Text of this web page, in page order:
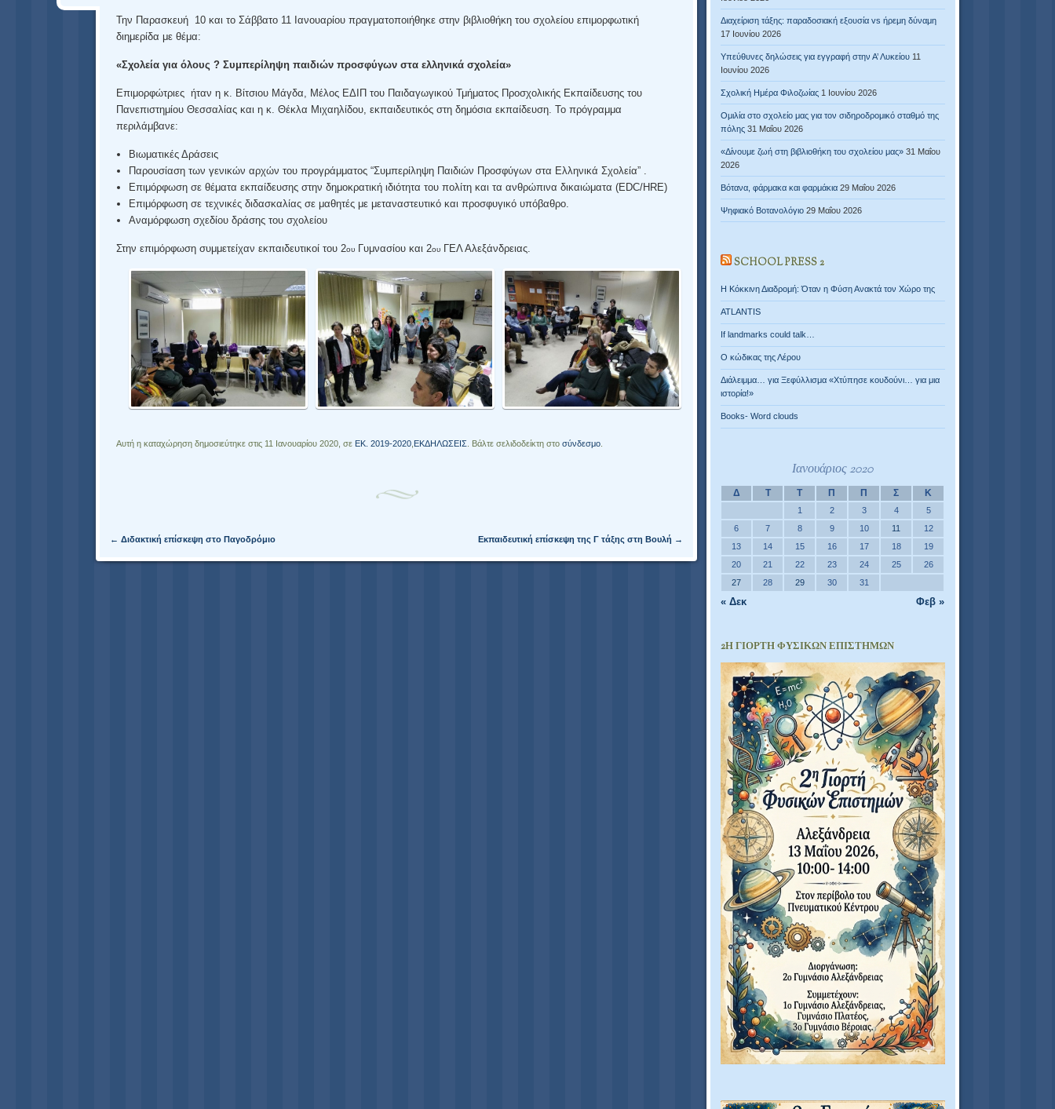
Την Παρασκευή 10 και το Σάββατο 11 Ιανουαρίου πραγματοποιήθηκε στην βιβλιοθήκη του σχολείου επιμορφωτική
διημερίδα με θέμα:
«Σχολεία για όλους ? Συμπερίληψη παιδιών προσφύγων στα ελληνικά σχολεία»
Επιμορφώτριες ήταν η κ. Βίτσιου Μάγδα, Μέλος ΕΔΙΠ του Παιδαγωγικού Τμήματος Προσχολικής Εκπαίδευσης του
Πανεπιστημίου Θεσσαλίας και η κ. Θέκλα Μιχαηλίδου, εκπαιδευτικός στη δημόσια εκπαίδευση. Το πρόγραμμα
περιλάμβανε:
Βιωματικές Δράσεις
Παρουσίαση των γενικών αρχών του προγράμματος “Συμπερίληψη Παιδιών Προσφύγων στα Ελληνικά Σχολεία” .
Επιμόρφωση σε θέματα εκπαίδευσης στην δημοκρατική ιδιότητα του πολίτη και τα ανθρώπινα δικαιώματα (EDC/HRE)
Επιμόρφωση σε τεχνικές διδασκαλίας σε μαθητές με μεταναστευτικό και προσφυγικό υπόβαθρο.
Αναμόρφωση σχεδίου δράσης του σχολείου
Στην επιμόρφωση συμμετείχαν εκπαιδευτικοί του 2ουΓυμνασίου και 2ουΓΕΛ Αλεξάνδρειας.
Αυτή η καταχώρηση δημοσιεύτηκε στις 11 Ιανουαρίου 2020, σε ΕΚ. 2019-2020, ΕΚΔΗΛΩΣΕΙΣ . Βάλτε σελιδοδείκτη στο σύνδεσμο.
Πλοήγηση άρθρων
← Διδακτική επίσκεψη στο Παγοδρόμιο Εκπαιδευτική επίσκεψη της Γ τάξης στη Βουλή →
Διαχείριση τάξης: παραδοσιακή εξουσία vs ήρεμη δύναμη
17 Ιουνίου 2026
Υπεύθυνες δηλώσεις για εγγραφή στην Α’ Λυκείου 11
Ιουνίου 2026
Σχολική Ημέρα Φιλοζωίας 1 Ιουνίου 2026
Ομιλία στο σχολείο μας για τον σιδηροδρομικό σταθμό της
πόλης 31 Μαΐου 2026
«Δίνουμε ζωή στη βιβλιοθήκη του σχολείου μας» 31 Μαΐου
2026
Βότανα, φάρμακα και φαρμάκια 29 Μαΐου 2026
Ψηφιακό Βοτανολόγιο 29 Μαΐου 2026
SCHOOL PRESS 2
Η Κόκκινη Διαδρομή: Όταν η Φύση Ανακτά τον Χώρο της
ATLANTIS
If landmarks could talk…
Ο κώδικας της Λέρου
Διάλειμμα… για Ξεφύλλισμα «Χτύπησε κουδούνι… για μια
ιστορία!»
Books- Word clouds
Ιανουάριος 2020
Δ Τ Τ Π Π Σ Κ
« Δεκ Φεβ »
1 2 3 4
5
6
7 8 9 10 11
12
13
14 15 16 17 18
19
20
21 22 23 24 25
26
27
28 29 30 31
2Η ΓΙΟΡΤΉ ΦΥΣΙΚΏΝ ΕΠΙΣΤΗΜΏΝ